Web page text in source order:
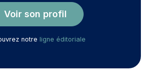
Voir son profil
notre ligne éditoriale